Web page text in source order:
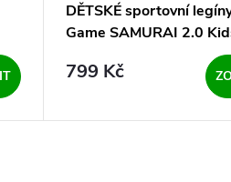
DĚTSKÉ sportovní
Game SAMURAI 2.0
799 Kč